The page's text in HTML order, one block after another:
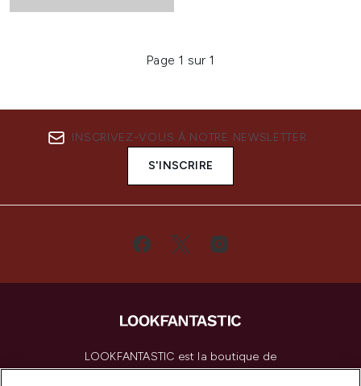
Page 1 sur 1
INSCRIVEZ-VOUS À NOTRE NEWSLETTER
S'INSCRIRE
LOOKFANTASTIC est la boutique de
beauté incontournable en Europe,